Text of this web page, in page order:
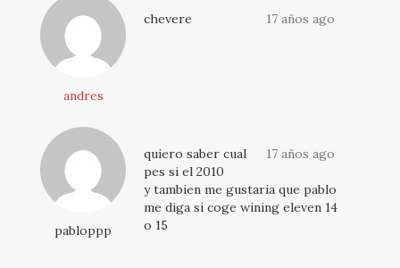
andres
17 años ago
chevere
pabloppp
17 años ago
quiero saber cual
pes si el 2010
y tambien me gustaria que pablo
me diga si coge wining eleven 14
o 15